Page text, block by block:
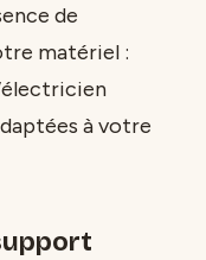
de
matériel :
à votre